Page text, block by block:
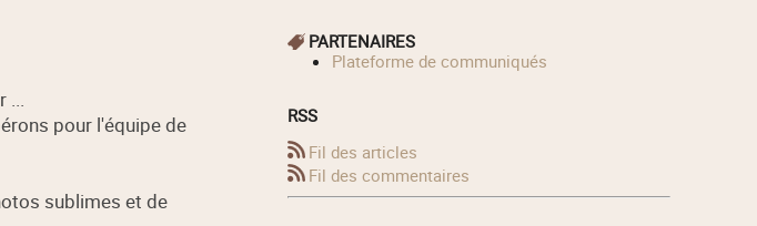
pour l'équipe de
sublimes et de
PARTENAIRES
Plateforme de communiqués
RSS
Fil des articles
Fil des commentaires